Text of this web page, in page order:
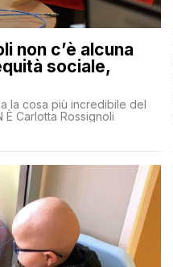
non c’è alcuna
sociale,
la cosa più incredibile del
È Carlotta Rossignoli